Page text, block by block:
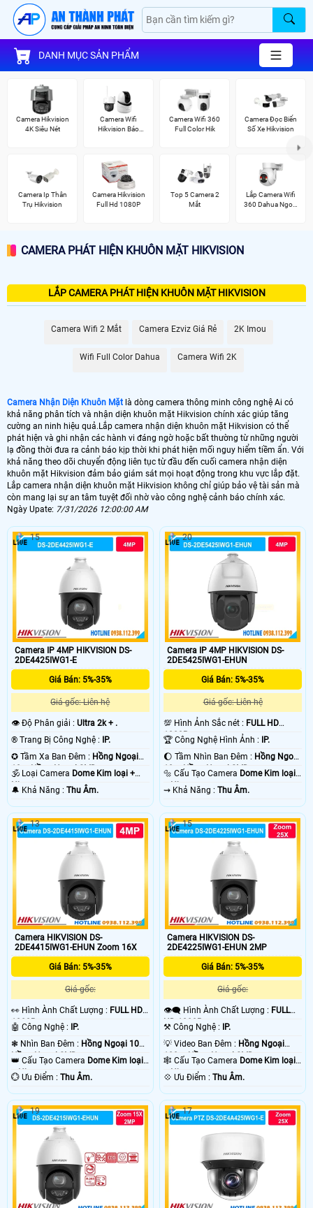
DANH MỤC SẢN PHẨM
Camera Hikvision
4K Siêu Nét
Camera Wifi
Hikvision Báo
Camera Wifi 360
Full Color Hik
Camera Đọc Biển
Số Xe Hikvision
Camera Ip Thân
Trụ Hikvision
Camera Hikvision
Full Hd 1080P
Top 5 Camera 2
Mắt
Lắp Camera Wifi
360 Dahua Ngoài
CAMERA PHÁT HIỆN KHUÔN MẶT HIKVISION
LẮP CAMERA PHÁT HIỆN KHUÔN MẶT HIKVISION
Camera Wifi 2 Mắt Camera Ezviz Giá Rẻ 2K Imou
Wifi Full Color Dahua Camera Wifi 2K
Camera Nhận Diện Khuôn Mặt là dòng camera thông minh công nghệ Ai có
khả năng phân tích và nhận diện khuôn mặt Hikvision chính xác giúp tăng
cường an ninh hiệu quả.Lắp camera nhận diện khuôn mặt Hikvision có thể
phát hiện và ghi nhận các hành vi đáng ngờ hoặc bất thường từ những người
lạ đồng thời đưa ra cảnh báo kịp thời khi phát hiện mối nguy hiểm tiềm ẩn. Với
khả năng theo dõi chuyển động liên tục từ đầu đến cuối camera nhận diện
khuôn mặt Hikvision đảm bảo giám sát mọi hoạt động trong khu vực lắp đặt.
Lắp camera nhận diện khuôn mặt Hikvision không chỉ giúp bảo vệ tài sản mà
còn mang lại sự an tâm tuyệt đối nhờ vào công nghệ cảnh báo chính xác.
Ngày Upate: 7/31/2026 12:00:00 AM
Camera IP 4MP HIKVISION DS-
2DE4425IWG1-E
Giá Bán: 5%-35%
Giá gốc: Liên hệ
👁 Độ Phân giải : Ultra 2k + .
®️ Trang Bị Công Nghệ :
IP.
✪ Tầm Xa Ban Đêm : Hồng Ngoại
10m Hồng Ngoại SMD.
🕉️ Loại Camera Dome Kim loại +
Nhựa.
️🔔 Khả Năng : Thu Âm.
15
Camera IP 4MP HIKVISION DS-
2DE5425IWG1-EHUN
Giá Bán: 5%-35%
Giá gốc: Liên hệ
💯 Hình Ảnh Sắc nét : FULL HD
1080P .
🏆 Công Nghệ Hình Ảnh :
IP.
🌔 Tầm Nhìn Ban Đêm : Hồng Ngoại
10m Hồng Ngoại SMD.
🔩 Cấu Tạo Camera Dome Kim loại
+ Nhựa.
️⇝ Khả Năng :Thu Âm.
20
Camera HIKVISION DS-
2DE4415IWG1-EHUN Zoom 16X
Giá Bán: 5%-35%
Giá gốc:
️👀 Hình Ành Chất Lượng : FULL HD
1080P .
🤖️ Công Nghệ : IP.
❃ Nhìn Ban Đêm : Hồng Ngoại 10m
Hồng Ngoại SMD.
👑 Cấu Tạo Camera Dome Kim loại
+ Nhựa.
️💮 Ưu Điểm : Thu Âm.
13
Camera HIKVISION DS-
2DE4225IWG1-EHUN 2MP
Giá Bán: 5%-35%
Giá gốc:
👁️‍🗨 Hình Ành Chất Lượng : FULL
HD 1080P .
⚒ Công Nghệ : IP.
💡 Video Ban Đêm : Hồng Ngoại
100m Hồng Ngoại SMD.
🕸️ Cấu Tạo Camera Dome Kim loại
+ Nhựa.
️💠 Ưu Điểm :Thu Âm.
15
19 17